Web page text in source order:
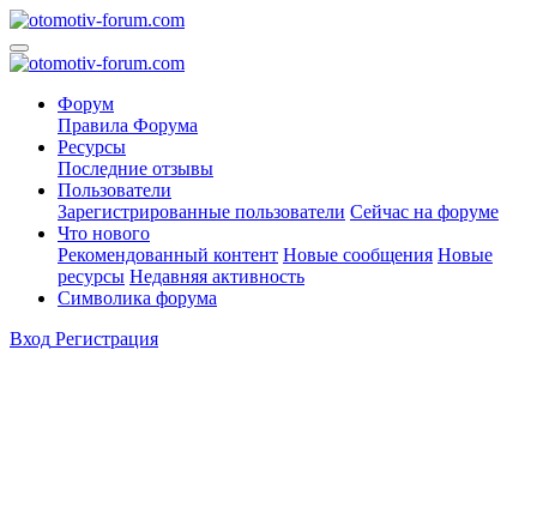
Форум
Правила Форума
Ресурсы
Последние отзывы
Пользователи
Зарегистрированные пользователи Сейчас на форуме
Что нового
Рекомендованный контент Новые сообщения Новые
ресурсы Недавняя активность
Символика форума
Вход Регистрация